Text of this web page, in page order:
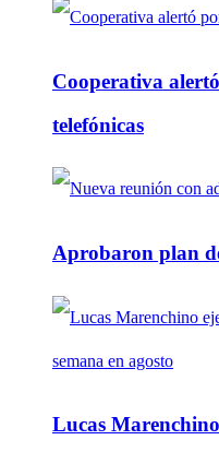
Cooperativa
telefónicas
Aprobaron plan
Lucas